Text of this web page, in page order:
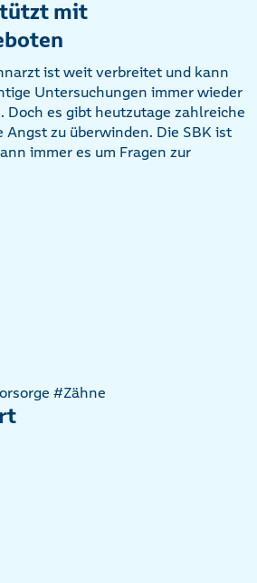
mit
ist weit verbreitet und kann
Untersuchungen immer wieder
Doch es gibt heutzutage zahlreiche
Angst zu überwinden. Die SBK ist
immer es um Fragen zur
#Zähne